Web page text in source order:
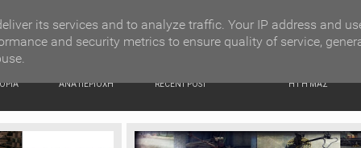
ΑΝΑ ΠΕΡΙΟΧΗ RECENT POST Η ΓΗ ΜΑΣ
its services and to analyze traffic. Your IP address and
and security metrics to ensure quality of service,